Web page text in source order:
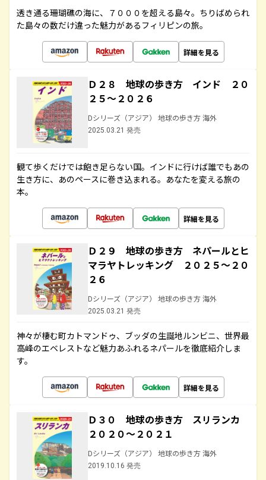
透き通る珊瑚礁の海に、７０００を超える島々。ちりばめられ
た島々の数だけ違った魅力があるフィリピンの旅。
詳細を見る
Ｄ２８ 地球の歩き方 インド ２０
２５～２０２６
Dシリーズ（アジア） 地球の歩き方 海外
2025.03.21 発売
観て歩くだけでは飽き足らない国。インドに行けば誰でもあの
生き方に、あのペースに巻き込まれる。あなたを変える旅の
本。
詳細を見る
Ｄ２９ 地球の歩き方 ネパールとヒ
マラヤトレッキング ２０２５～２０
２６
Dシリーズ（アジア） 地球の歩き方 海外
2025.03.21 発売
神々が棲む町カトマンドゥ、ブッダの生誕地ルンビニ、世界最
高峰のエベレストなど魅力あふれるネパールを徹底紹介しま
す。
詳細を見る
Ｄ３０ 地球の歩き方 スリランカ
２０２０～２０２１
Dシリーズ（アジア） 地球の歩き方 海外
2019.10.16 発売